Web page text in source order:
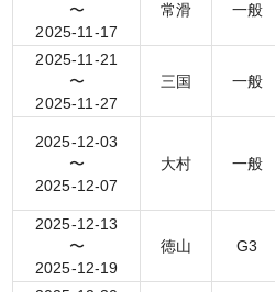
〜
2025-11-17
常滑 一般
2025-11-21
〜
2025-11-27
三国 一般
2025-12-03
〜
2025-12-07
大村 一般
2025-12-13
〜
2025-12-19
徳山 G3